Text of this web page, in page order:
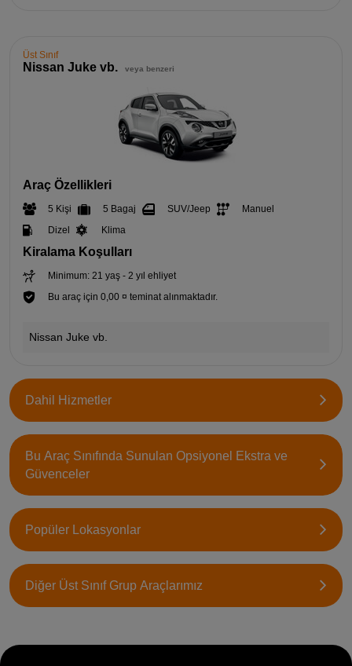
Üst Sınıf
Nissan Juke vb. veya benzeri
Araç Özellikleri
5 Kişi 5 Bagaj SUV/Jeep
Manuel
Dizel
Klima
Kiralama Koşulları
Minimum: 21 yaş - 2 yıl ehliyet
Bu araç için 0,00 ¤ teminat alınmaktadır.
Nissan Juke vb.
Dahil Hizmetler
Bu Araç Sınıfında Sunulan Opsiyonel Ekstra ve
Güvenceler
Popüler Lokasyonlar
Diğer Üst Sınıf Grup Araçlarımız